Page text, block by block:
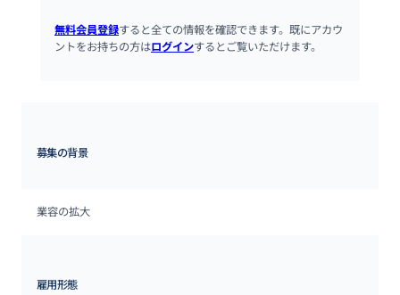
無料会員登録すると全ての情報を確認できます。既にアカウ
ントをお持ちの方はログインするとご覧いただけます。
募集の背景
業容の拡大
雇用形態